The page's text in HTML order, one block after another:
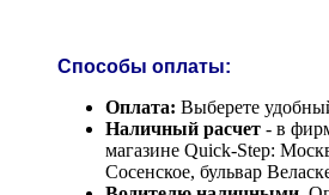
Способы оплаты:
Оплата: Выберете
Наличный расчет - в
магазине Quick-Step:
Сосенское, бульвар